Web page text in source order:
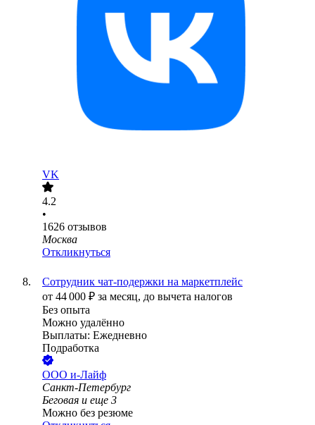
VK
4.2
•
1626 отзывов
Москва
Откликнуться
Сотрудник чат-подержки на маркетплейс
от 44 000 ₽ за месяц, до вычета налогов
Без опыта
Можно удалённо
Выплаты: Ежедневно
Подработка
ООО и-Лайф
Санкт-Петербург
Беговая и еще 3
Можно без резюме